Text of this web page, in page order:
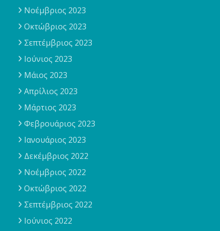
Νοέμβριος 2023
Οκτώβριος 2023
Σεπτέμβριος 2023
Ιούνιος 2023
Μάιος 2023
Απρίλιος 2023
Μάρτιος 2023
Φεβρουάριος 2023
Ιανουάριος 2023
Δεκέμβριος 2022
Νοέμβριος 2022
Οκτώβριος 2022
Σεπτέμβριος 2022
Ιούνιος 2022